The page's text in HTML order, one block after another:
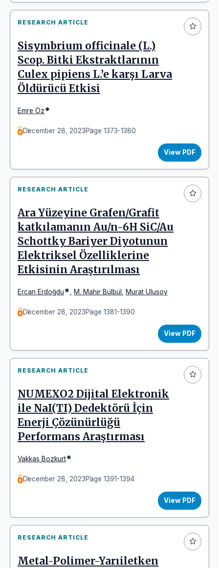
RESEARCH ARTICLE
Sisymbrium officinale (L.)
Scop. Bitki Ekstraktlarının
Culex pipiens L.’e karşı Larva
Öldürücü Etkisi
Emre Öz*
December 28, 2023Page 1373-1380
View PDF
RESEARCH ARTICLE
Ara Yüzeyine Grafen/Grafit
katkılamanın Au/n-6H SiC/Au
Schottky Bariyer Diyotunun
Elektriksel Özelliklerine
Etkisinin Araştırılması
Ercan Erdoğdu* M. Mahir Bülbül Murat Ulusoy
December 28, 2023Page 1381-1390
View PDF
RESEARCH ARTICLE
NUMEXO2 Dijital Elektronik
ile NaI(TI) Dedektörü İçin
Enerji Çözünürlüğü
Performans Araştırması
Vakkas Bozkurt*
December 28, 2023Page 1391-1394
View PDF
RESEARCH ARTICLE
Metal-Polimer-Yarıiletken